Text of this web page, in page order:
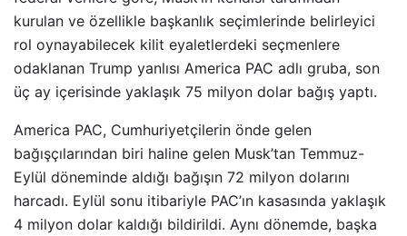
kurulan ve özellikle başkanlık seçimlerinde belirleyici
rol oynayabilecek kilit eyaletlerdeki seçmenlere
odaklanan Trump yanlısı America PAC adlı gruba, son
üç ay içerisinde yaklaşık 75 milyon dolar bağış yaptı.
America PAC, Cumhuriyetçilerin önde gelen
bağışçılarından biri haline gelen Musk’tan Temmuz-
Eylül döneminde aldığı bağışın 72 milyon dolarını
harcadı. Eylül sonu itibariyle PAC’ın kasasında yaklaşık
4 milyon dolar kaldığı bildirildi. Aynı dönemde, başka